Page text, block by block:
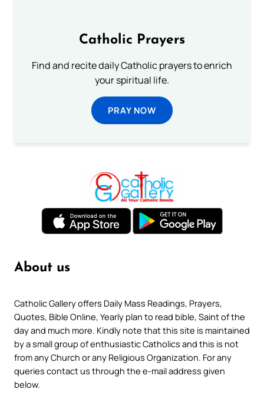
Catholic Prayers
Find and recite daily Catholic prayers to enrich
your spiritual life.
PRAY NOW
About us
Catholic Gallery offers Daily Mass Readings, Prayers,
Quotes, Bible Online, Yearly plan to read bible, Saint of the
day and much more. Kindly note that this site is maintained
by a small group of enthusiastic Catholics and this is not
from any Church or any Religious Organization. For any
queries contact us through the e-mail address given
below.